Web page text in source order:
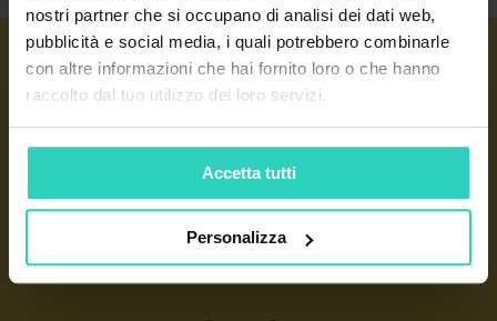
nostri partner che si occupano di analisi dei dati web,
pubblicità e social media, i quali potrebbero combinarle
con altre informazioni che hai fornito loro o che hanno
raccolto dal tuo utilizzo dei loro servizi.
Accetta tutti
Personalizza
Link importanti
FECONDAZIONE ASSISTITA
INSEMINAZIONE ARTIFICIALE
GLOSSARIO DI TERMINI
PRAGA 4 - PRONATAL SANATORIUM
KOLÍN - PRONATAL KOLÍN
CONTATTO